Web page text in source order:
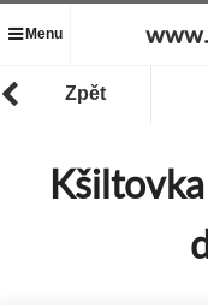
Menu
Zpět